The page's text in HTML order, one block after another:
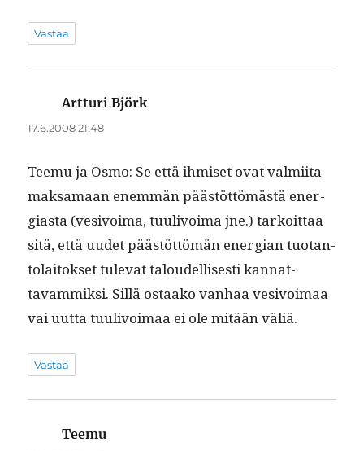
Vastaa
Artturi Björk
17.6.2008 21:48
Teemu ja Osmo: Se että ihmiset ovat valmi­ita
mak­samaan enem­män päästöt­tömästä ener­
gias­ta (vesivoima, tuulivoima jne.) tarkoit­taa
sitä, että uudet päästöt­tömän ener­gian tuotan­
to­laitok­set tule­vat taloudel­lis­es­ti kan­nat­
tavam­mik­si. Sil­lä ostaako van­haa vesivoimaa
vai uut­ta tuulivoimaa ei ole mitään väliä.
Vastaa
Teemu